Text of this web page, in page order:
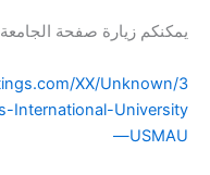
يمكنكم زيارة صفحة
XX/Unknown/3
International-University
—USMAU